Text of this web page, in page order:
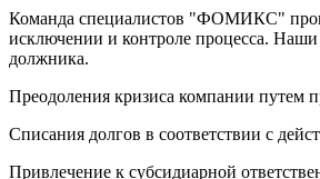
Команда специалистов "ФОМИКС"
исключении и контроле процесса. Наши
должника.
Преодоления кризиса компании путем
Списания долгов в соответствии с
Привлечение к субсидиарной